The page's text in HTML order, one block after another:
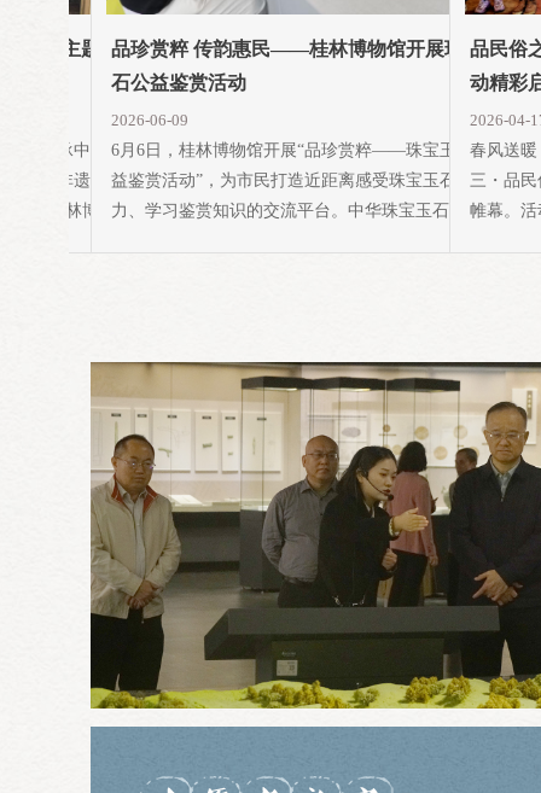
午节主题体验
。为传承中华优秀
林本土非遗底蕴，
日，桂林博物馆
品珍赏粹 传韵惠民——桂林博物馆开展珠宝玉
石公益鉴赏活动
2026-06-09
6月6日，桂林博物馆开展“品珍赏粹——珠宝玉石公
益鉴赏活动”，为市民打造近距离感受珠宝玉石魅
力、学习鉴赏知识的交流平台。中华珠宝玉石文化源
品民俗
动精彩
2026-04-
春风送
三・品民
帷幕。活